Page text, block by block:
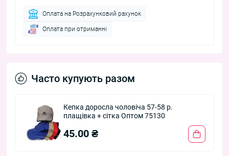
Оплата на Розрахунковий рахунок
Оплата при отриманні
Часто купують разом
Кепка доросла чоловіча 57-58 р.
плащівка + сітка Оптом 75130
45.00 ₴